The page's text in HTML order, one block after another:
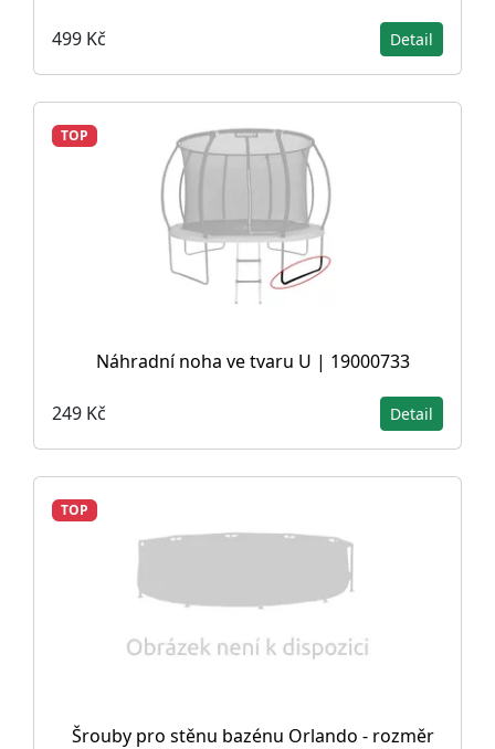
499 Kč Detail
TOP
Náhradní noha ve tvaru U | 19000733
249 Kč Detail
TOP
Šrouby pro stěnu bazénu Orlando - rozměr